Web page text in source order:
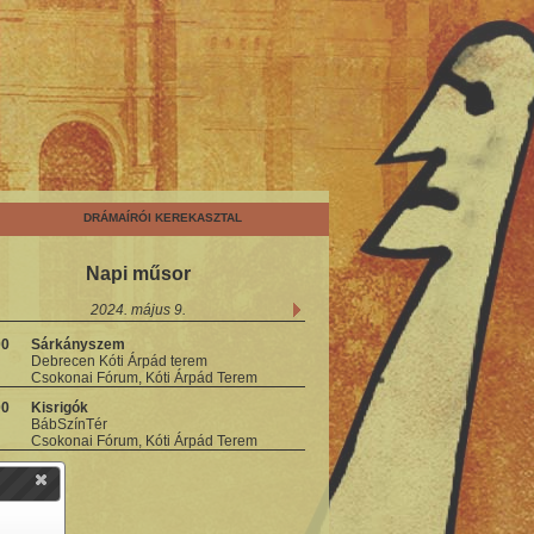
DRÁMAÍRÓI KEREKASZTAL
Napi műsor
2024. május 9.
Sárkányszem
Debrecen Kóti Árpád terem
Csokonai Fórum, Kóti Árpád Terem
Kisrigók
BábSzínTér
Csokonai Fórum, Kóti Árpád Terem